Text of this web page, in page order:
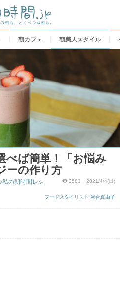
朝カフェ 朝美人スタイル
べば簡単！「お悩み
ーの作り方
2583 2021/4/4(日)
フードスタイリスト 河合真由子
私の朝時間レシ